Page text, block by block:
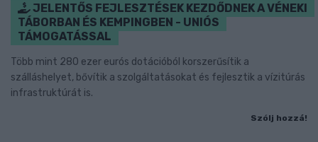
JELENTŐS FEJLESZTÉSEK KEZDŐDNEK A VÉNEKI
TÁBORBAN ÉS KEMPINGBEN - UNIÓS
TÁMOGATÁSSAL
Több mint 280 ezer eurós dotációból korszerűsítik a
szálláshelyet, bővítik a szolgáltatásokat és fejlesztik a vízitúrás
infrastruktúrát is.
Szólj hozzá!